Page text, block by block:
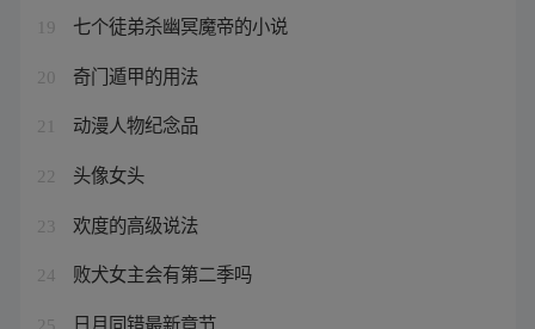
19 七个徒弟杀幽冥魔帝的小说
20 奇门遁甲的用法
21 动漫人物纪念品
22 头像女头
23 欢度的高级说法
24 败犬女主会有第二季吗
25 日月同错最新章节